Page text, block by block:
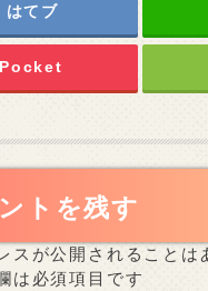
はてブ
Pocket
トを残す
スが公開されることは
は必須項目です